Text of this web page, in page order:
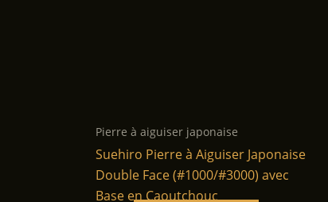
Pierre à aiguiser japonaise
Suehiro Pierre à Aiguiser Japonaise
Double Face (#1000/#3000) avec
Base en Caoutchouc